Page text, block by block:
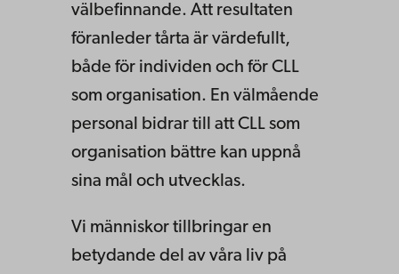
välbefinnande. Att resultaten
föranleder tårta är värdefullt,
både för individen och för CLL
som organisation. En välmående
personal bidrar till att CLL som
organisation bättre kan uppnå
sina mål och utvecklas.
Vi människor tillbringar en
betydande del av våra liv på